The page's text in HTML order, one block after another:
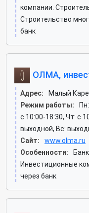
компании.
Строительство
банк
ОЛМА,
Адрес:
Малый
Режим работы:
c 10:00-18:30, Чт: c
выходной, Вс:
Сайт:
www.olma.ru
Особенности:
Инвестиционные
через банк